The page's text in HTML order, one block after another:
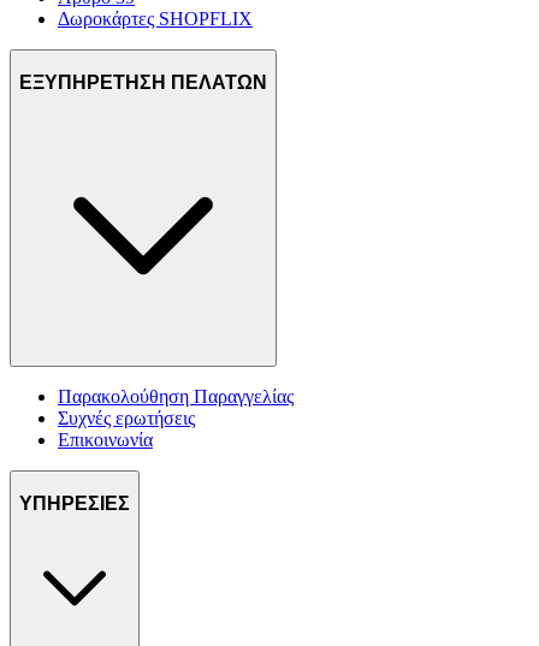
Δωροκάρτες SHOPFLIX
ΕΞΥΠΗΡΕΤΗΣΗ ΠΕΛΑΤΩΝ
Παρακολούθηση Παραγγελίας
Συχνές ερωτήσεις
Επικοινωνία
ΥΠΗΡΕΣΙΕΣ